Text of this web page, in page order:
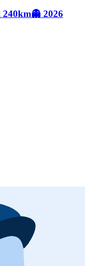
2026